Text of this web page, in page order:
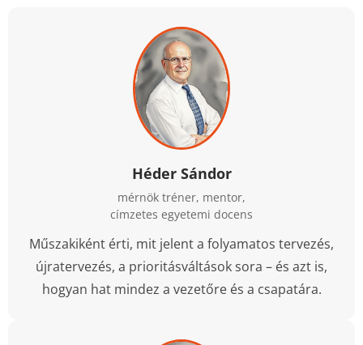
Héder Sándor
mérnök tréner, mentor,
címzetes egyetemi docens
Műszakiként érti, mit jelent a folyamatos tervezés,
újratervezés, a prioritásváltások sora – és azt is,
hogyan hat mindez a vezetőre és a csapatára.